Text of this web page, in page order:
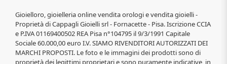
Gioielloro, gioielleria online vendita orologi e vendita gioielli -
Proprietà di Cappagli Gioielli srl - Fornacette - Pisa. Iscrizione CCIA
e P.IVA 01169400502 REA Pisa n°104795 il 9/3/1991 Capitale
Sociale 60.000,00 euro I.V. SIAMO RIVENDITORI AUTORIZZATI DEI
MARCHI PROPOSTI. Le foto e le immagini dei prodotti sono di
proprietà dei legittimi proprietari e sono puramente indicative, in